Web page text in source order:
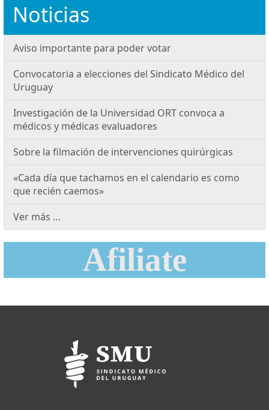
Noticias
Aviso importante para poder votar
Convocatoria a elecciones del Sindicato Médico del
Uruguay
Investigación de la Universidad ORT convoca a
médicos y médicas evaluadores
Sobre la filmación de intervenciones quirúrgicas
«Cada día que tachamos en el calendario es como
que recién caemos»
Ver más …
Afiliate